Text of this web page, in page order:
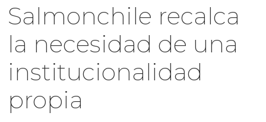
Salmonchile recalca
la necesidad de una
institucionalidad
propia